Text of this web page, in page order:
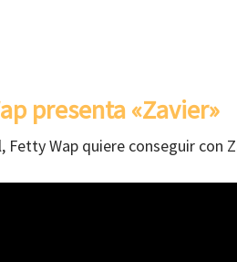
presenta «Zavier»
Fetty Wap quiere conseguir con